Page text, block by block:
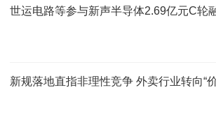
世运电路等参与新声半导体2.69亿元C轮
新规落地直指非理性竞争 外卖行业转向“